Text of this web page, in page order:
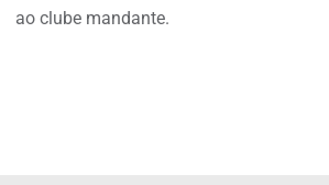
ao clube mandante.